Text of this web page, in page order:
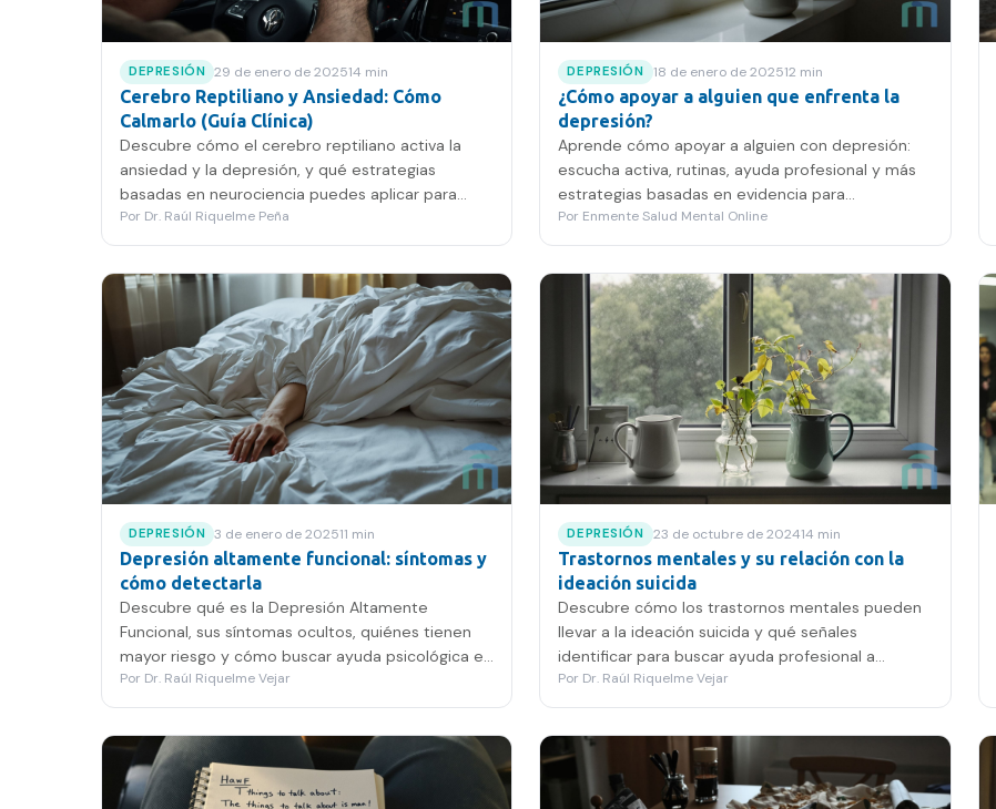
DEPRESIÓN 29 de enero de 202514 min
Cerebro Reptiliano y Ansiedad: Cómo
Calmarlo (Guía Clínica)
Descubre cómo el cerebro reptiliano activa la
ansiedad y la depresión, y qué estrategias
basadas en neurociencia puedes aplicar para
recuperar tu equilibrio emocional.
Por Dr. Raúl Riquelme Peña
DEPRESIÓN 18 de enero de 202512 min
¿Cómo apoyar a alguien que enfrenta la
depresión?
Aprende cómo apoyar a alguien con depresión:
escucha activa, rutinas, ayuda profesional y más
estrategias basadas en evidencia para
acompañar con empatía.
Por Enmente Salud Mental Online
DEPRESIÓN 3 de enero de 202511 min
Depresión altamente funcional: síntomas y
cómo detectarla
Descubre qué es la Depresión Altamente
Funcional, sus síntomas ocultos, quiénes tienen
mayor riesgo y cómo buscar ayuda psicológica en
Chile.
Por Dr. Raúl Riquelme Vejar
DEPRESIÓN 23 de octubre de 202414 min
Trastornos mentales y su relación con la
ideación suicida
Descubre cómo los trastornos mentales pueden
llevar a la ideación suicida y qué señales
identificar para buscar ayuda profesional a
tiempo.
Por Dr. Raúl Riquelme Vejar